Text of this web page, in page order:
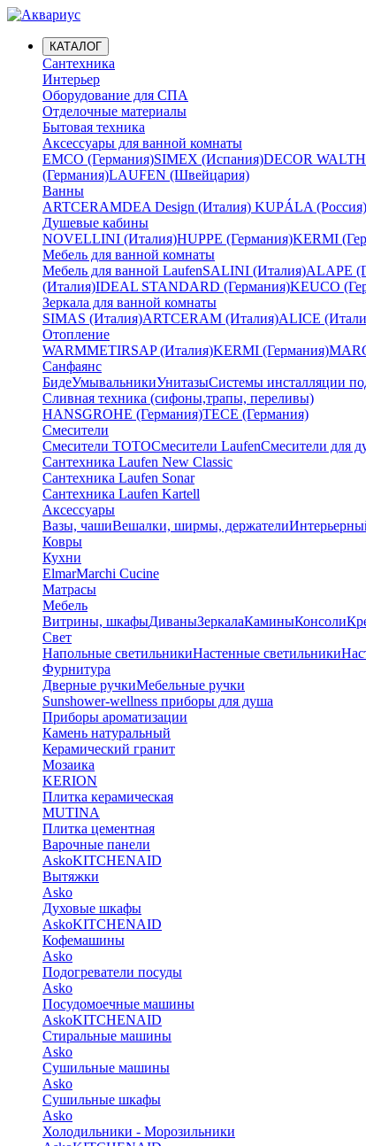
КАТАЛОГ
Сантехника
Интерьер
Оборудование для СПА
Отделочные материалы
Бытовая техника
Аксессуары для ванной комнаты
EMCO (Германия)SIMEX (Испания)DECOR
(Германия)LAUFEN (Швейцария)
Ванны
ARTCERAMDEA Design (Италия) KUPÁLA (Россия)
Душевые кабины
NOVELLINI (Италия)HUPPE (Германия)KERMI
Мебель для ванной комнаты
Мебель для ванной LaufenSALINI (Италия)ALAPE
(Италия)IDEAL STANDARD (Германия)KEUCO
Зеркала для ванной комнаты
SIMAS (Италия)ARTCERAM (Италия)ALICE
Отопление
WARMMETIRSAP (Италия)KERMI (Германия)
Санфаянс
БидеУмывальникиУнитазыСистемы инсталляции
Сливная техника (сифоны,трапы, переливы)
HANSGROHE (Германия)TECE (Германия)
Смесители
Смесители TOTOСмесители LaufenСмесители для
Сантехника Laufen New Classic
Сантехника Laufen Sonar
Сантехника Laufen Kartell
Аксессуары
Вазы, чашиВешалки, ширмы, держатели
Ковры
Кухни
ElmarMarchi Cucine
Матрасы
Мебель
Витрины, шкафыДиваныЗеркалаКаминыКонсоли
Свет
Напольные светильникиНастенные светильники
Фурнитура
Дверные ручкиМебельные ручки
Sunshower-wellness приборы для душа
Приборы ароматизации
Камень натуральный
Керамический гранит
Мозаика
KERION
Плитка керамическая
MUTINA
Плитка цементная
Варочные панели
AskoKITCHENAID
Вытяжки
Asko
Духовые шкафы
AskoKITCHENAID
Кофемашины
Asko
Подогреватели посуды
Asko
Посудомоечные машины
AskoKITCHENAID
Стиральные машины
Asko
Сушильные машины
Asko
Сушильные шкафы
Asko
Холодильники - Морозильники